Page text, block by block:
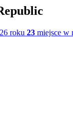
roku 23 miejsce w